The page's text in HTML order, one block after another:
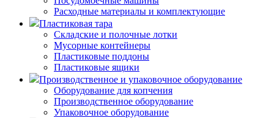
Расходные материалы и комплектующие
Пластиковая тара
Складские и полочные лотки
Мусорные контейнеры
Пластиковые поддоны
Пластиковые ящики
Производственное и упаковочное оборудование
Оборудование для копчения
Производственное оборудование
Упаковочное оборудование